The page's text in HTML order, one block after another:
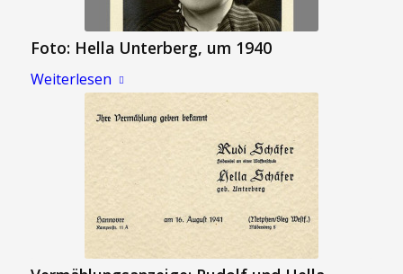
Foto: Hella Unterberg, um 1940
Weiterlesen